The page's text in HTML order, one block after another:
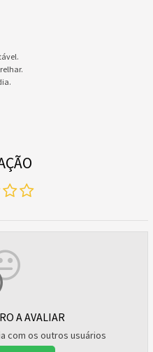
A AVALIAR
com os outros usuários